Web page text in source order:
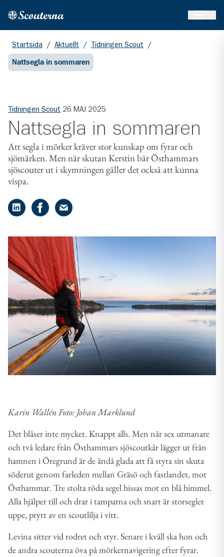
Hem
Startsida / Aktuellt / Tidningen Scout /
Nattsegla in sommaren
Tidningen Scout 26 MAJ 2025
Nattsegla in sommaren
Att segla i mörker kräver stor kunskap om fyrar och
sjömärken. Men när skutan Kerstin bär Östhammars
sjöscouter ut i skymningen gäller det också att kunna
vispa.
Dela på LinkedIn
Dela på Facebook
Dela på e-post
Karin Wallén Foto: Johan Marklund
Det blåser inte mycket. Knappt alls. Men när sex utmanare
och två ledare från Östhammars sjöscoutkår lägger ut från
hamnen i Öregrund är de ändå glada att få styra sin skuta
söderut genom farleden mellan Gräsö och fastlandet, mot
Östhammar. Tre stolta röda segel hissas mot en blå himmel.
Alla hjälper till och drar i tamparna och snart är storseglet
uppe, prytt av en scoutlilja i vitt.
Levina sitter vid rodret och styr. Senare i kväll ska hon och
de andra scouterna öva på mörkernavigering efter fyrar.